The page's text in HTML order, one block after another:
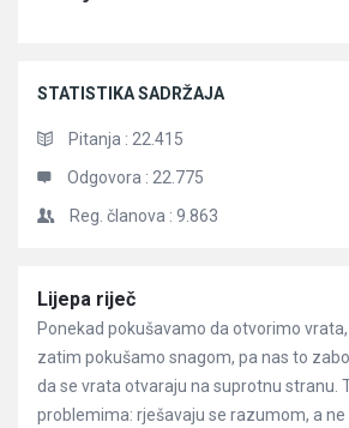
STATISTIKA SADRŽAJA
Pitanja : 22.415
Odgovora : 22.775
Reg. članova : 9.863
Članci
Lijepa riječ
Ponekad pokušavamo da otvorimo
zatim pokušamo snagom, pa nas to
da se vrata otvaraju na suprotnu stranu.
problemima: rješavaju se razumom, a ne